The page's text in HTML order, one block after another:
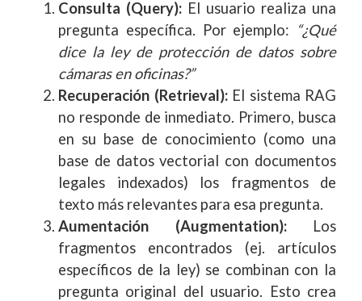
Consulta (Query): El usuario realiza una
pregunta específica. Por ejemplo: “¿Qué
dice la ley de protección de datos sobre
cámaras en oficinas?”
Recuperación (Retrieval):El sistema RAG
no responde de inmediato. Primero, busca
en su base de conocimiento (como una
base de datos vectorial con documentos
legales indexados) los fragmentos de
texto más relevantes para esa pregunta.
Aumentación (Augmentation):Los
fragmentos encontrados (ej. artículos
específicos de la ley) se combinan con la
pregunta original del usuario. Esto crea